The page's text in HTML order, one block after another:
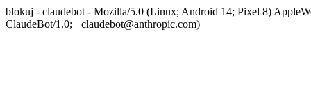
blokuj - claudebot - Mozilla/5.0 (Linux; Android 14; Pixel 8)
ClaudeBot/1.0; +claudebot@anthropic.com)